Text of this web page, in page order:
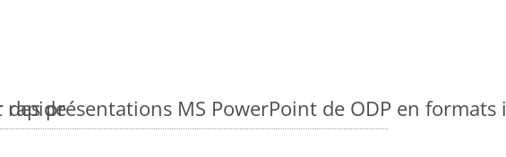
rapide
des présentations MS PowerPoint de ODP en formats